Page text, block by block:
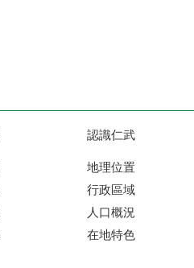
認識仁武
地理位置
行政區域
人口概況
在地特色